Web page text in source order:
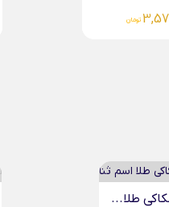
تومان
طلا چند...